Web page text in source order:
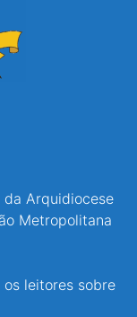
da Arquidiocese
Metropolitana
leitores sobre